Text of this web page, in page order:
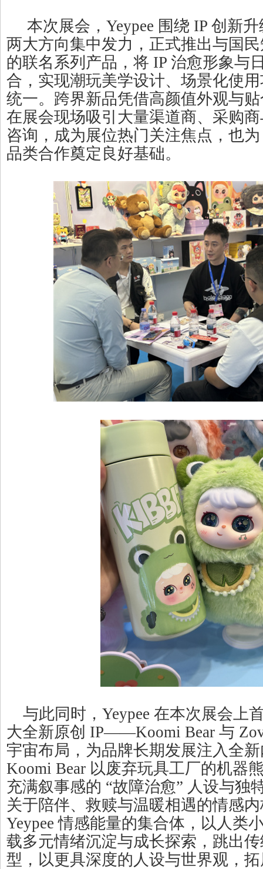
本次展会，Yeypee 围绕 IP 创新
两大方向集中发力，正式推出与国
的联名系列产品，将 IP 治愈形象与
合，实现潮玩美学设计、场景化使
统一。跨界新品凭借高颜值外观与
在展会现场吸引大量渠道商、采购
咨询，成为展位热门关注焦点，也为
品类合作奠定良好基础。
与此同时，Yeypee 在本次展会上
大全新原创 IP——Koomi Bear 与
宇宙布局，为品牌长期发展注入全
Koomi Bear 以废弃玩具工厂的机器
充满叙事感的 “故障治愈” 人设与独
关于陪伴、救赎与温暖相遇的情感
Yeypee 情感能量的集合体，以人类
载多元情绪沉淀与成长探索，跳出
型，以更具深度的人设与世界观，